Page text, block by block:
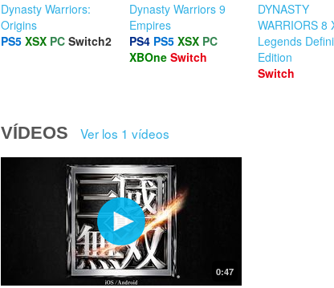
Dynasty Warriors:
Origins
PS5 XSX PC Switch2
Dynasty Warriors 9
Empires
PS4 PS5 XSX PC
XBOne Switch
DYNASTY
WARRIORS 8
Legends
Edition
Switch
VÍDEOS Ver los 1 vídeos
0:47